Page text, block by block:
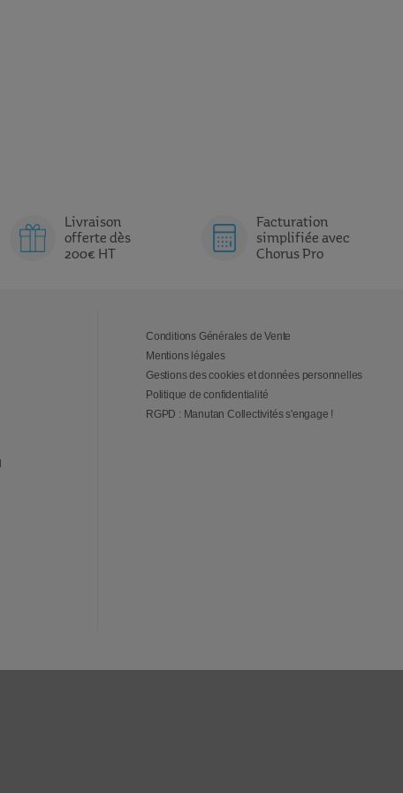
Livraison
offerte dès
200€ HT
Facturation
simplifiée avec
Chorus Pro
Conditions Générales de Vente
Mentions légales
Gestions des cookies et données personnelles
Politique de confidentialité
RGPD : Manutan Collectivités s'engage !